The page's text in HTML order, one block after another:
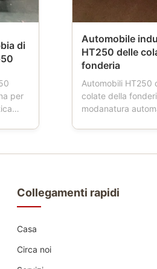
di
per
Automobile
HT250 delle
fonderia
Automobili HT250
colate della
modanatura
funziona,
quattro ruote,
Collegamenti rapidi
Casa
Circa noi